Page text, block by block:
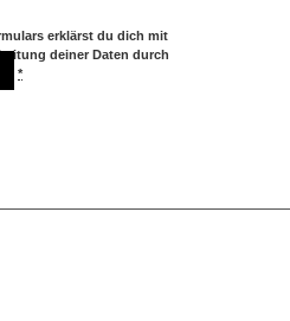
erklärst du dich mit
deiner Daten durch
*